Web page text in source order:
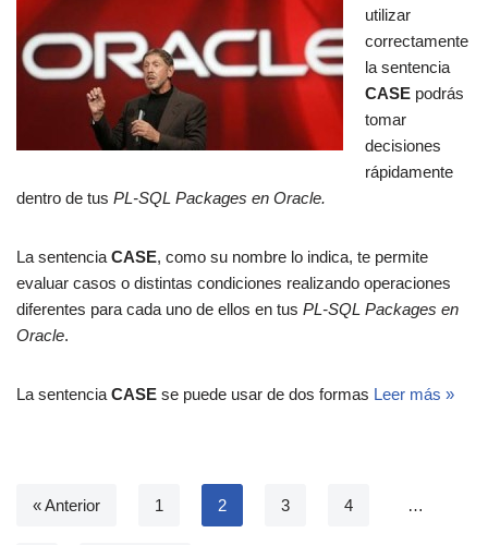
utilizar
correctamente
la sentencia
CASE podrás
tomar
decisiones
rápidamente
dentro de tus PL-SQL Packages en Oracle.
La sentencia CASE, como su nombre lo indica, te permite
evaluar casos o distintas condiciones realizando operaciones
diferentes para cada uno de ellos en tus PL-SQL Packages en
Oracle.
La sentencia CASE se puede usar de dos formas Leer más »
« Anterior 1 2 3 4 …